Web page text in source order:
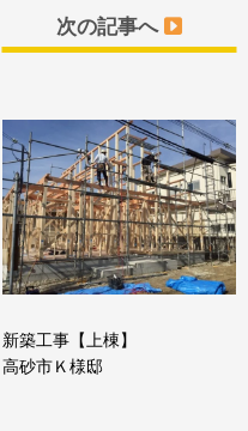
次の記事へ
新築工事【上棟】
高砂市Ｋ様邸